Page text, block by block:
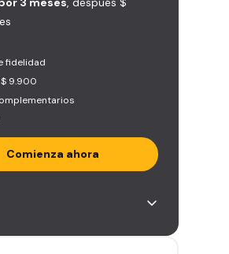
fidelidad
9.900
Comienza ahora
ilimitado a más de 2.000
a traer un invitado 5